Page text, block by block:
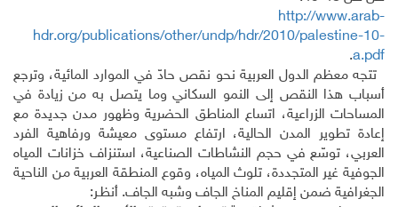
http://www.arab-
hdr.org/publications/other/undp/hdr/2010/palestine-10-
a.pdf
.
تتجه معظم الدول العربية نحو نقص حادّ في الموارد المائية، وترجع
أسباب هذا النقص إلى النمو السكاني وما يتصل به من زيادة في
المساحات الزراعية، اتساع المناطق الحضرية وظهور مدن جديدة مع
إعادة تطوير المدن الحالية، ارتفاع مستوى معيشة ورفاهية الفرد
العربي، توسّع في حجم النشاطات الصناعية، استنزاف خزانات المياه
الجوفية غير المتجددة، تلوث المياه، وقوع المنطقة العربية من الناحية
الجغرافية ضمن إقليم المناخ الجاف وشبه الجاف. أنظـر: